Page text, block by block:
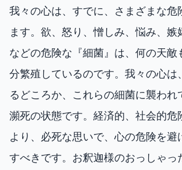
我々の心は、すでに、さまざまな危
ます。欲、怒り、憎しみ、悩み、嫉
などの危険な『細菌』は、何の天敵
分繁殖しているのです。我々の心は
るどころか、これらの細菌に襲わ
瀕死の状態です。経済的、社会的危
より、必死な思いで、心の危険を避
すべきです。お釈迦様のおっしゃっ